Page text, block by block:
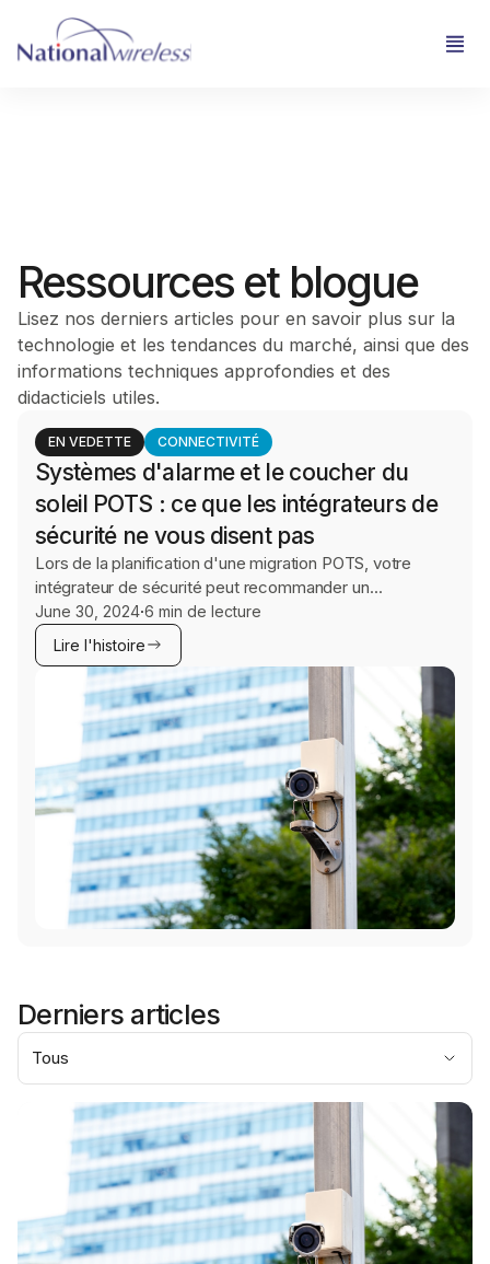
Ressources et blogue
Lisez nos derniers articles pour en savoir plus sur la
technologie et les tendances du marché, ainsi que des
informations techniques approfondies et des
didacticiels utiles.
EN VEDETTE CONNECTIVITÉ
Systèmes d'alarme et le coucher du
soleil POTS : ce que les intégrateurs de
sécurité ne vous disent pas
Lors de la planification d'une migration POTS, votre
intégrateur de sécurité peut recommander un
remplacement complet du panneau d'alarme. Dans de
nombreux cas, un module de communication à une
fraction du coût est tout ce dont vous avez besoin.
June 30, 2024·6 min de lecture
Lire l'histoire
Derniers articles
Tous